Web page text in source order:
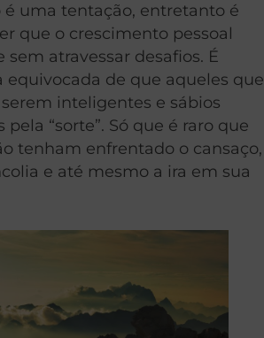
é uma tentação, entretanto é
que o crescimento pessoal
sem atravessar desafios. É
equivocada de que aqueles que
inteligentes e sábios
“sorte”. Só que é raro que
tenham enfrentado o cansaço,
e até mesmo a ira em sua